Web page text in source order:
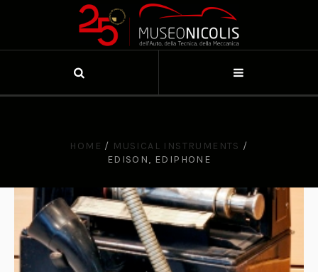
HOME / MUSICAL INSTRUMENTS /
EDISON, EDIPHONE